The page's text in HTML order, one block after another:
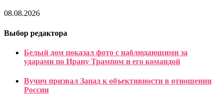
08.08.2026
Выбор редактора
Белый дом показал фото с наблюдающими за
ударами по Ирану Трампом и его командой
Вучич призвал Запад к объективности в отношении
России